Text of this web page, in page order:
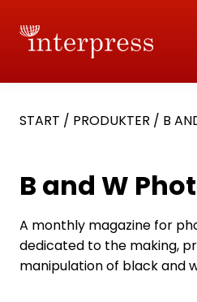
START / PRODUKTER / B
B and W
A monthly magazine for
dedicated to the making,
manipulation of black and